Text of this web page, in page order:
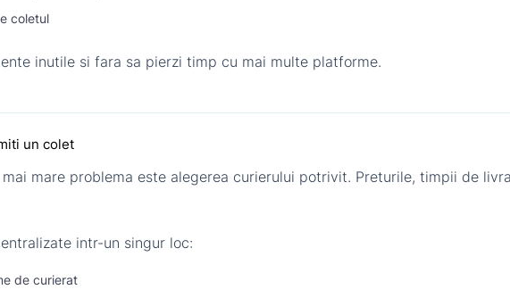
coletul
inutile si fara sa pierzi timp cu mai multe platforme.
un colet
mare problema este alegerea curierului potrivit. Preturile, timpii de
intr-un singur loc:
de curierat